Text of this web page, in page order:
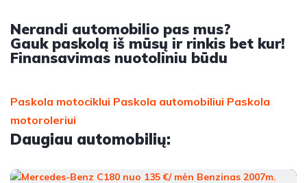
Nerandi automobilio pas mus?
Gauk paskolą iš mūsų ir rinkis bet kur!
Finansavimas nuotoliniu būdu
Paskola motociklui Paskola automobiliui Paskola
motoroleriui
Daugiau automobilių: